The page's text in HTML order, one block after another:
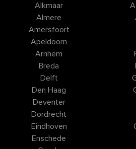
Alkmaar
Almere
Amersfoort
Apeldoorn
Arnhem
Breda
Delft
Den Haag
Deventer
Dordrecht
Eindhoven
Enschede